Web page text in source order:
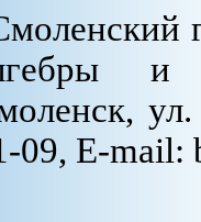
и
09, E-mail: